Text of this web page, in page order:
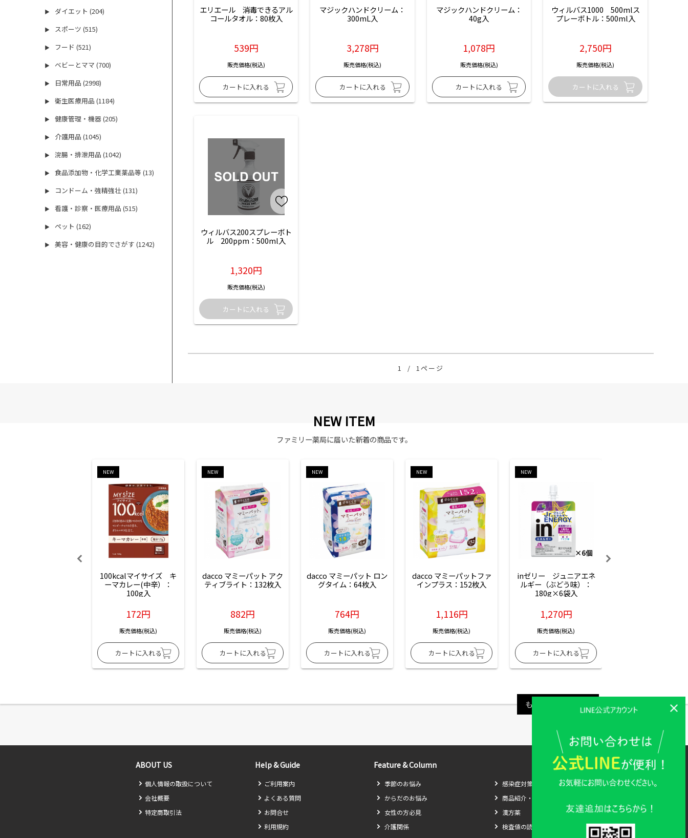
▶ ダイエット (204)
▶ スポーツ (515)
▶ フード (521)
▶ ベビーとママ (700)
▶ 日常用品 (2998)
▶ 衛生医療用品 (1184)
▶ 健康管理・機器 (205)
▶ 介護用品 (1045)
▶ 浣腸・排泄用品 (1042)
▶ 食品添加物・化学工業薬品等 (13)
▶ コンドーム・強精強壮 (131)
▶ 看護・診察・医療用品 (515)
▶ ペット (162)
▶ 美容・健康の目的でさがす (1242)
エリエール　消毒できるアル
コールタオル：80枚入
539円
販売価格(税込)
マジックハンドクリーム：
300mL入
3,278円
販売価格(税込)
マジックハンドクリーム：
40g入
1,078円
販売価格(税込)
ウィルバス1000　500mlス
プレーボトル：500ml入
2,750円
販売価格(税込)
ウィルバス200スプレーボト
ル　200ppm：500ml入
1,320円
販売価格(税込)
1 / 1ページ
NEW ITEM
ファミリー薬局に届いた新着の商品です。
NEW
100kcalマイサイズ　キ
ーマカレー(中辛）：
100g入
172円
販売価格(税込)
NEW
dacco マミーパット アク
ティブライト：132枚入
882円
販売価格(税込)
NEW
dacco マミーパット ロン
グタイム：64枚入
764円
販売価格(税込)
NEW
dacco マミーパットファ
インプラス：152枚入
1,116円
販売価格(税込)
NEW
inゼリー　ジュニアエネ
ルギー（ぶどう味）：
180g×6袋入
1,270円
販売価格(税込)
もっと見る
ABOUT US
個人情報の取扱について
会社概要
特定商取引法
Help & Guide
ご利用案内
よくある質問
お問合せ
利用規約
Feature & Column
季節のお悩み
感染症対策
からだのお悩み
商品紹介・比較
女性の方必見
漢方薬
介護関係
検査値の読み方